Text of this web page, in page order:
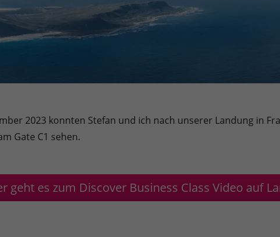
2023 konnten Stefan und ich nach unserer Landung in
Gate C1 sehen.
geht es zum Discover Business Class Video auf